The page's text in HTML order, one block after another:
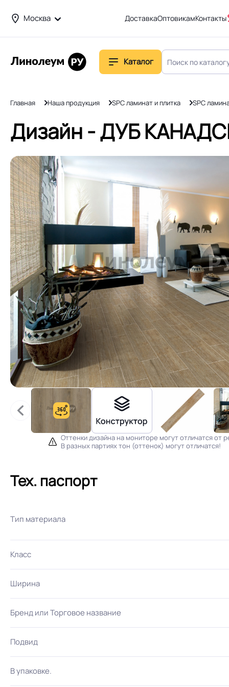
Москва ДоставкаОптовикамКонтакты
Каталог
Главная Наша продукция SPC ламинат и плитка SPC
Дизайн - ДУБ
Оттенки дизайна на мониторе могут отличатся от
В разных партиях тон (оттенок) могут отличатся!
Тех. паспорт
Тип материала
Класс
Ширина
Бренд или Торговое название
Подвид
В упаковке.